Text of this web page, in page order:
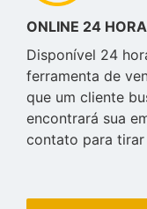
ONLINE 24
Disponível 24
ferramenta de
que um cliente
encontrará sua
contato para